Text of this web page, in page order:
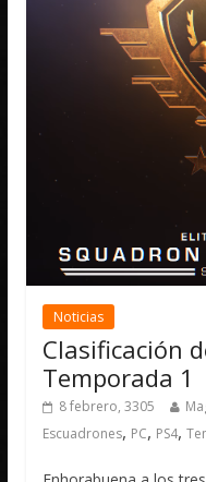
Noticias
Clasificación
Temporada 1
8 febrero, 3305
Escuadrones, PC, PS4,